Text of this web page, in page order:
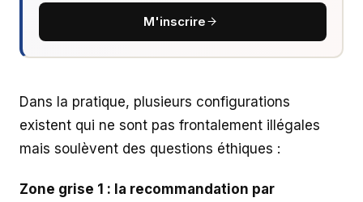
M'inscrire
Dans la pratique, plusieurs configurations
existent qui ne sont pas frontalement illégales
mais soulèvent des questions éthiques :
Zone grise 1 : la recommandation par